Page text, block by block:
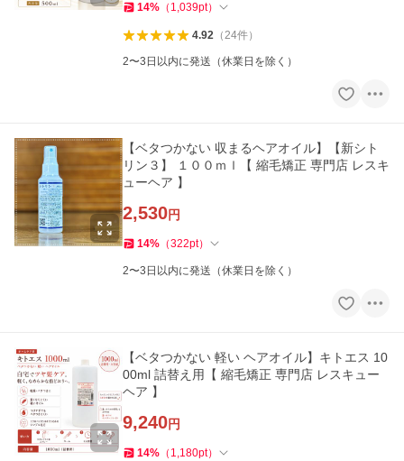
14% （ 1,039pt）
4.92（24件）
2〜3日以内に発送（休業日を除く）
【ベタつかない 収まるヘアオイル】【新シト
リン３】 １００ｍｌ【 縮毛矯正 専門店 レスキ
ューヘア 】
2,530円
14% （322pt）
2〜3日以内に発送（休業日を除く）
【ベタつかない 軽い ヘアオイル】キトエス 10
00ml 詰替え用【 縮毛矯正 専門店 レスキュー
ヘア 】
9,240円
14% （ 1,180pt）